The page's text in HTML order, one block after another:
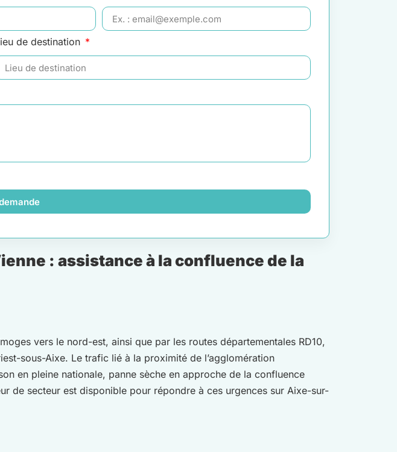
de destination
: assistance à la confluence de la
vers le nord-est, ainsi que par les routes départementales RD10,
sous-Aixe. Le trafic lié à la proximité de l’agglomération
en pleine nationale, panne sèche en approche de la confluence
de secteur est disponible pour répondre à ces urgences sur Aixe-sur-